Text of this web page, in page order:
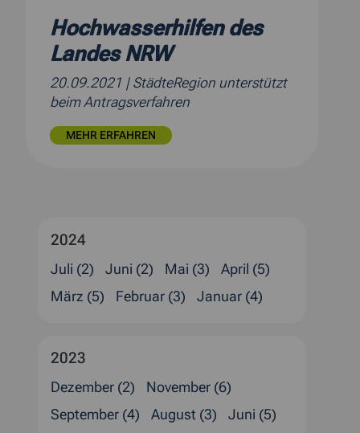
Hochwasserhilfen des
Landes NRW
20.09.2021 | StädteRegion unterstützt
beim Antragsverfahren
MEHR ERFAHREN
2024
Juli (2) Juni (2) Mai (3)
April (5)
März (5)
Februar (3) Januar (4)
2023
Dezember (2)
November (6)
September (4)
August (3)
Juni (5)